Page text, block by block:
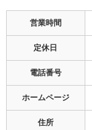
営業時間
定休日
電話番号
ホームページ
住所